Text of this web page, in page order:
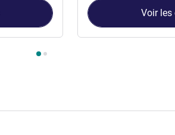
Voir